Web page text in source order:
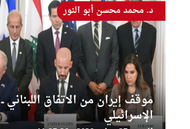
موقف إيران من الاتفاق اللبناني ــ
الإسرائيلي
د. محمد محسن أبو النور